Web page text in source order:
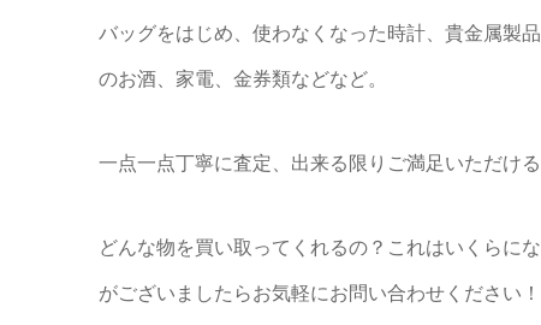
バッグをはじめ、使わなくなった時計、貴金属製
のお酒、家電、金券類などなど。
一点一点丁寧に査定、出来る限りご満足いただけ
どんな物を買い取ってくれるの？これはいくらに
がございましたらお気軽にお問い合わせください！